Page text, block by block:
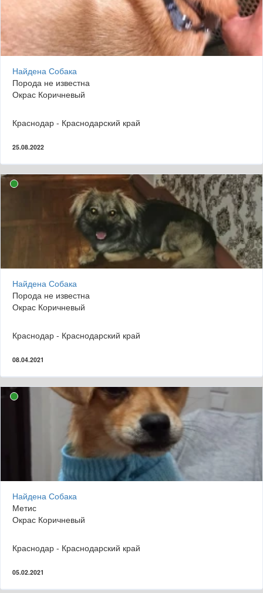
Найдена Собака
Порода не известна
Окрас Коричневый
Краснодар - Краснодарский край
25.08.2022
Найдена Собака
Порода не известна
Окрас Коричневый
Краснодар - Краснодарский край
08.04.2021
Найдена Собака
Метис
Окрас Коричневый
Краснодар - Краснодарский край
05.02.2021